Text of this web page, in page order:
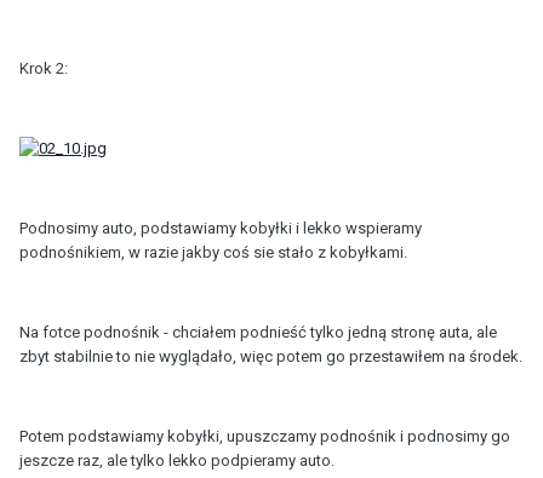
Krok 2:
Podnosimy auto, podstawiamy kobyłki i lekko wspieramy
podnośnikiem, w razie jakby coś sie stało z kobyłkami.
Na fotce podnośnik - chciałem podnieść tylko jedną stronę auta, ale
zbyt stabilnie to nie wyglądało, więc potem go przestawiłem na środek.
Potem podstawiamy kobyłki, upuszczamy podnośnik i podnosimy go
jeszcze raz, ale tylko lekko podpieramy auto.